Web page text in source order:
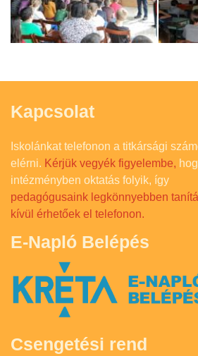
Kapcsolat
Iskolánkat telefonon a titkársági
elérni. Kérjük vegyék figyelembe,
intézményben oktatás folyik, így
pedagógusaink legkönnyebben
kívül érhetőek el telefonon.
E-Napló Belépés
Csengetési rend